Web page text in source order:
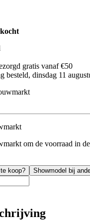
gratis vanaf €50
besteld, dinsdag 11
om de voorraad in
koop? Showmodel bij